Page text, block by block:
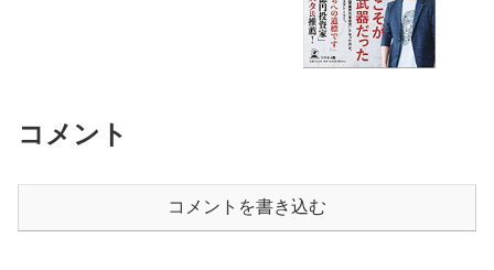
コメント
コメントを書き込む